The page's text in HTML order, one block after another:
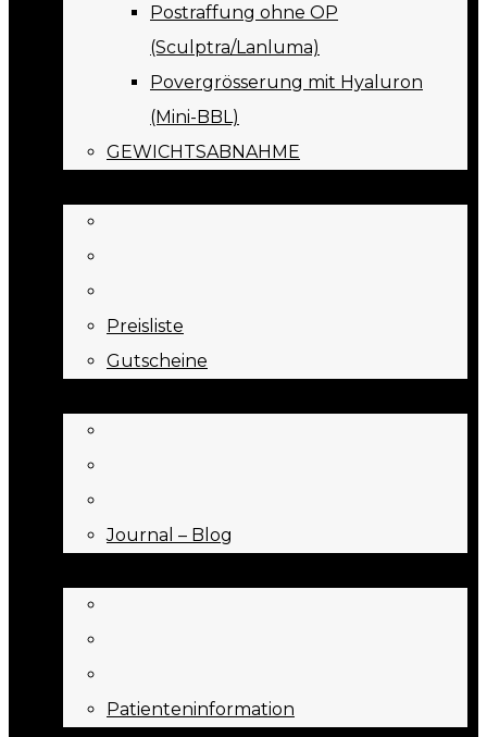
Postraffung ohne OP
(Sculptra/Lanluma)
Povergrösserung mit Hyaluron
(Mini-BBL)
GEWICHTSABNAHME
Preisliste
Gutscheine
Journal – Blog
Patienteninformation